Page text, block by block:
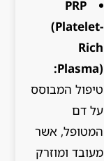
PRP
(Platelet-
Rich
Plasma):
טיפול המבוסס
על דם
המטופל, אשר
מעובד ומוזרק